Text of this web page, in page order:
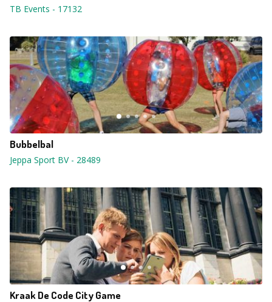
TB Events - 17132
Bubbelbal
Jeppa Sport BV- 28489
Kraak De Code City Game